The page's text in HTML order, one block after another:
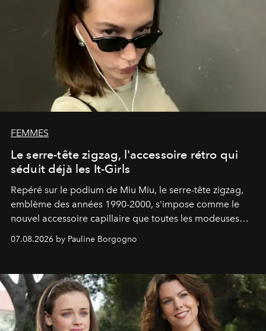
FEMMES
Le serre-tête zigzag, l'accessoire rétro qui
séduit déjà les It-Girls
Repéré sur le podium de Miu Miu, le serre-tête zigzag,
emblème des années 1990-2000, s'impose comme le
nouvel accessoire capillaire que toutes les modeuses
07.08.2026 by Pauline Borgogno